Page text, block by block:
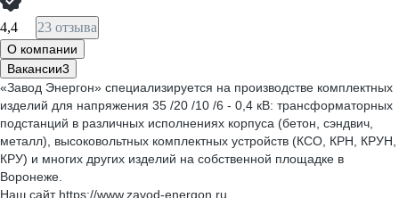
4,4 23 отзыва
О компании
Вакансии3
«Завод Энергон» специализируется на производстве комплектных
изделий для напряжения 35 /20 /10 /6 - 0,4 кВ: трансформаторных
подстанций в различных исполнениях корпуса (бетон, сэндвич,
металл), высоковольтных комплектных устройств (КСО, КРН, КРУН,
КРУ) и многих других изделий на собственной площадке в
Воронеже.
Наш сайт https://www.zavod-energon.ru